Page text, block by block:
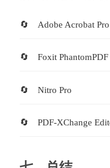
Adobe Acrobat
Foxit PhantomPDF
Nitro Pro
PDF-XChange